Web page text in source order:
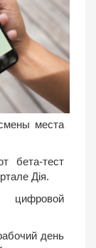
места
бета-тест
Дія.
день